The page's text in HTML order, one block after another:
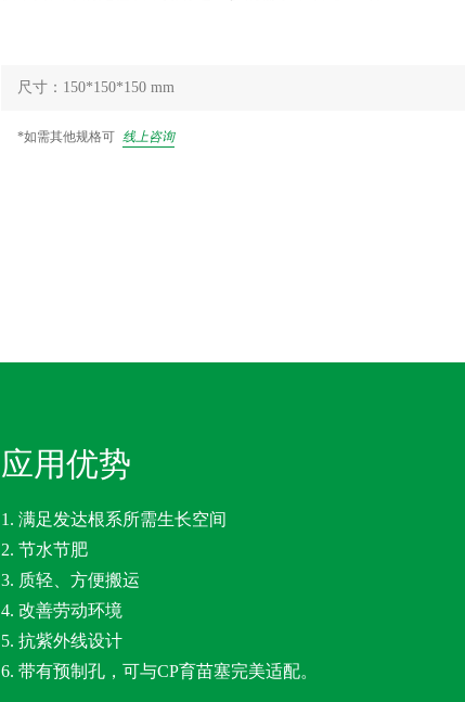
尺寸：150*150*150 mm
*如需其他规格可 线上咨询
应用优势
1. 满足发达根系所需生长空间
2. 节水节肥
3. 质轻、方便搬运
4. 改善劳动环境
5. 抗紫外线设计
6. 带有预制孔，可与CP育苗塞完美适配。